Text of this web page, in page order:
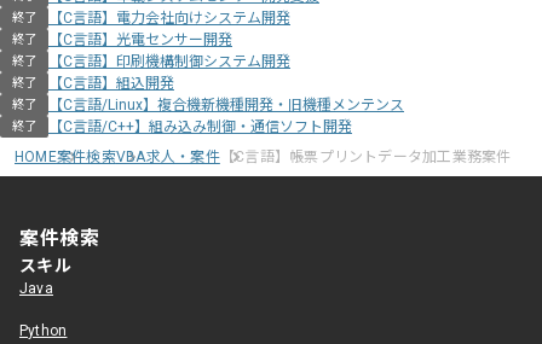
終了 【C言語】電力会社向けシステム開発
終了 【C言語】光電センサー開発
終了 【C言語】印刷機構制御システム開発
終了 【C言語】組込開発
終了 【C言語/Linux】複合機新機種開発・旧機種メンテンス
終了
【C言語/C++】組み込み制御・通信ソフト開発
HOME案件検索VBA求人・案件【C言語】帳票プリントデータ加工業務案件
案件検索
スキル
Java
Python